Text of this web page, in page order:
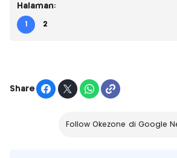
Halaman:
1 2
Share
Follow Okezone di Google